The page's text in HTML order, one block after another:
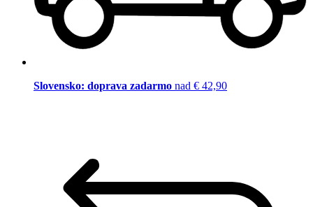
Slovensko: doprava zadarmo nad € 42,90